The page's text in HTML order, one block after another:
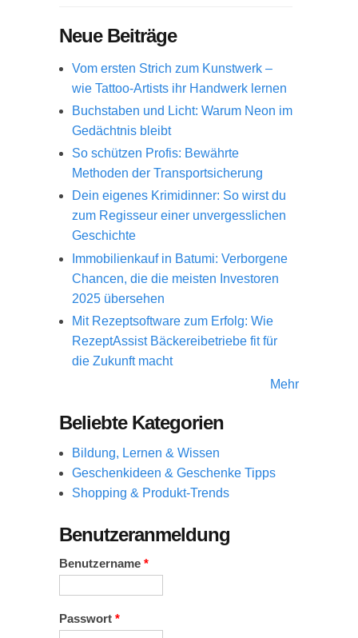
Neue Beiträge
Vom ersten Strich zum Kunstwerk –
wie Tattoo-Artists ihr Handwerk lernen
Buchstaben und Licht: Warum Neon im
Gedächtnis bleibt
So schützen Profis: Bewährte
Methoden der Transportsicherung
Dein eigenes Krimidinner: So wirst du
zum Regisseur einer unvergesslichen
Geschichte
Immobilienkauf in Batumi: Verborgene
Chancen, die die meisten Investoren
2025 übersehen
Mit Rezeptsoftware zum Erfolg: Wie
RezeptAssist Bäckereibetriebe fit für
die Zukunft macht
Mehr
Beliebte Kategorien
Bildung, Lernen & Wissen
Geschenkideen & Geschenke Tipps
Shopping & Produkt-Trends
Benutzeranmeldung
Benutzername *
Passwort *